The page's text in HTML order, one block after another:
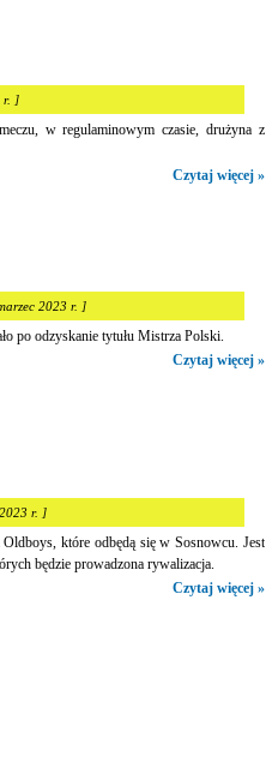
r. ]
w regulaminowym czasie, drużyna z
Czytaj więcej »
2023 r. ]
po odzyskanie tytułu Mistrza Polski.
Czytaj więcej »
r. ]
które odbędą się w Sosnowcu. Jest
będzie prowadzona rywalizacja.
Czytaj więcej »